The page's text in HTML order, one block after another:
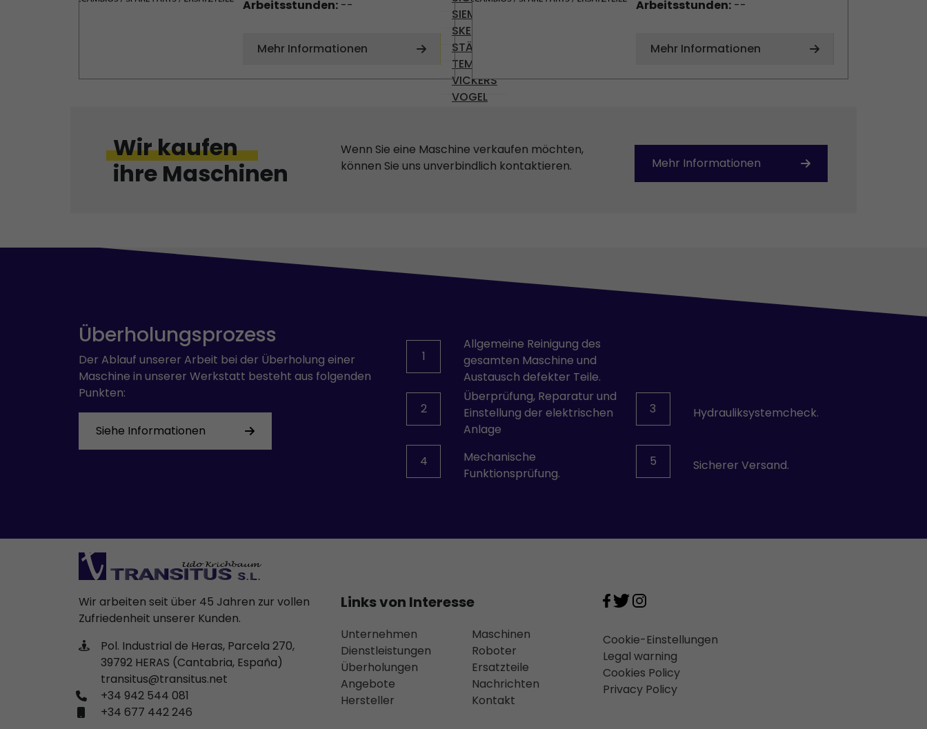
SIEMENS
SKE
STÄUBLI
TEMP AG
VICKERS
VOGEL
Arbeitsstunden:--
Mehr Informationen
Arbeitsstunden:--
Mehr Informationen
Wir kaufen
ihre Maschinen
Wenn Sie eine Maschine verkaufen möchten,
können Sie uns unverbindlich kontaktieren.
Mehr Informationen
Überholungsprozess
Der Ablauf unserer Arbeit bei der Überholung einer
Maschine in unserer Werkstatt besteht aus folgenden
Punkten:
Siehe Informationen
1
Allgemeine Reinigung des
gesamten Maschine und
Austausch defekter Teile.
2
Überprüfung, Reparatur und
Einstellung der elektrischen
Anlage
3 Hydrauliksystemcheck.
4
Mechanische
Funktionsprüfung.
5 Sicherer Versand.
Wir arbeiten seit über 45 Jahren zur vollen
Zufriedenheit unserer Kunden.
Pol. Industrial de Heras, Parcela 270,
39792 HERAS (Cantabria, España)
transitus@transitus.net
+34 942 544 081
+34 677 442 246
Links von Interesse
Unternehmen
Dienstleistungen
Überholungen
Angebote
Hersteller
Maschinen
Roboter
Ersatzteile
Nachrichten
Kontakt
Cookie-Einstellungen
Legal warning
Cookies Policy
Privacy Policy